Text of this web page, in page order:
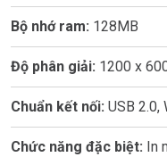
Bộ nhớ ram: 128MB
Độ phân giải: 1200 x
Chuẩn kết nối: USB 2.0,
Chức năng đặc biệt: In